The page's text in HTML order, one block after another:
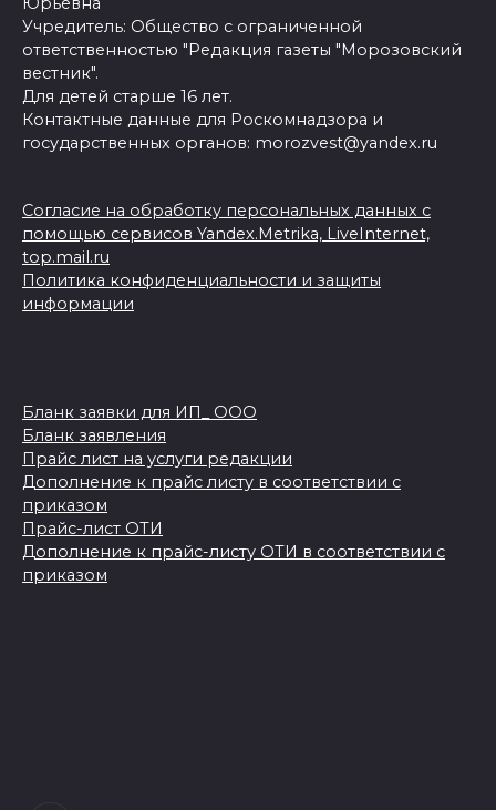
Учредитель: Общество с ограниченной
ответственностью "Редакция газеты "Морозовский
вестник".
Для детей старше 16 лет.
Контактные данные для Роскомнадзора и
государственных органов: morozvest@yandex.ru
Согласие на обработку персональных данных с
помощью сервисов Yandex.Metrika, LiveInternet,
top.mail.ru
Политика конфиденциальности и защиты
информации
Бланк заявки для ИП_ ООО
Бланк заявления
Прайс лист на услуги редакции
Дополнение к прайс листу в соответствии с
приказом
Прайс-лист ОТИ
Дополнение к прайс-листу ОТИ в соответствии с
приказом